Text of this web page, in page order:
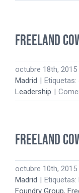
Freeland
octubre 18th, 2015
Madrid | Etiquetas:
Leadership |
Freeland
octubre 10th, 2015
Madrid | Etiquetas:
Foundry Group,